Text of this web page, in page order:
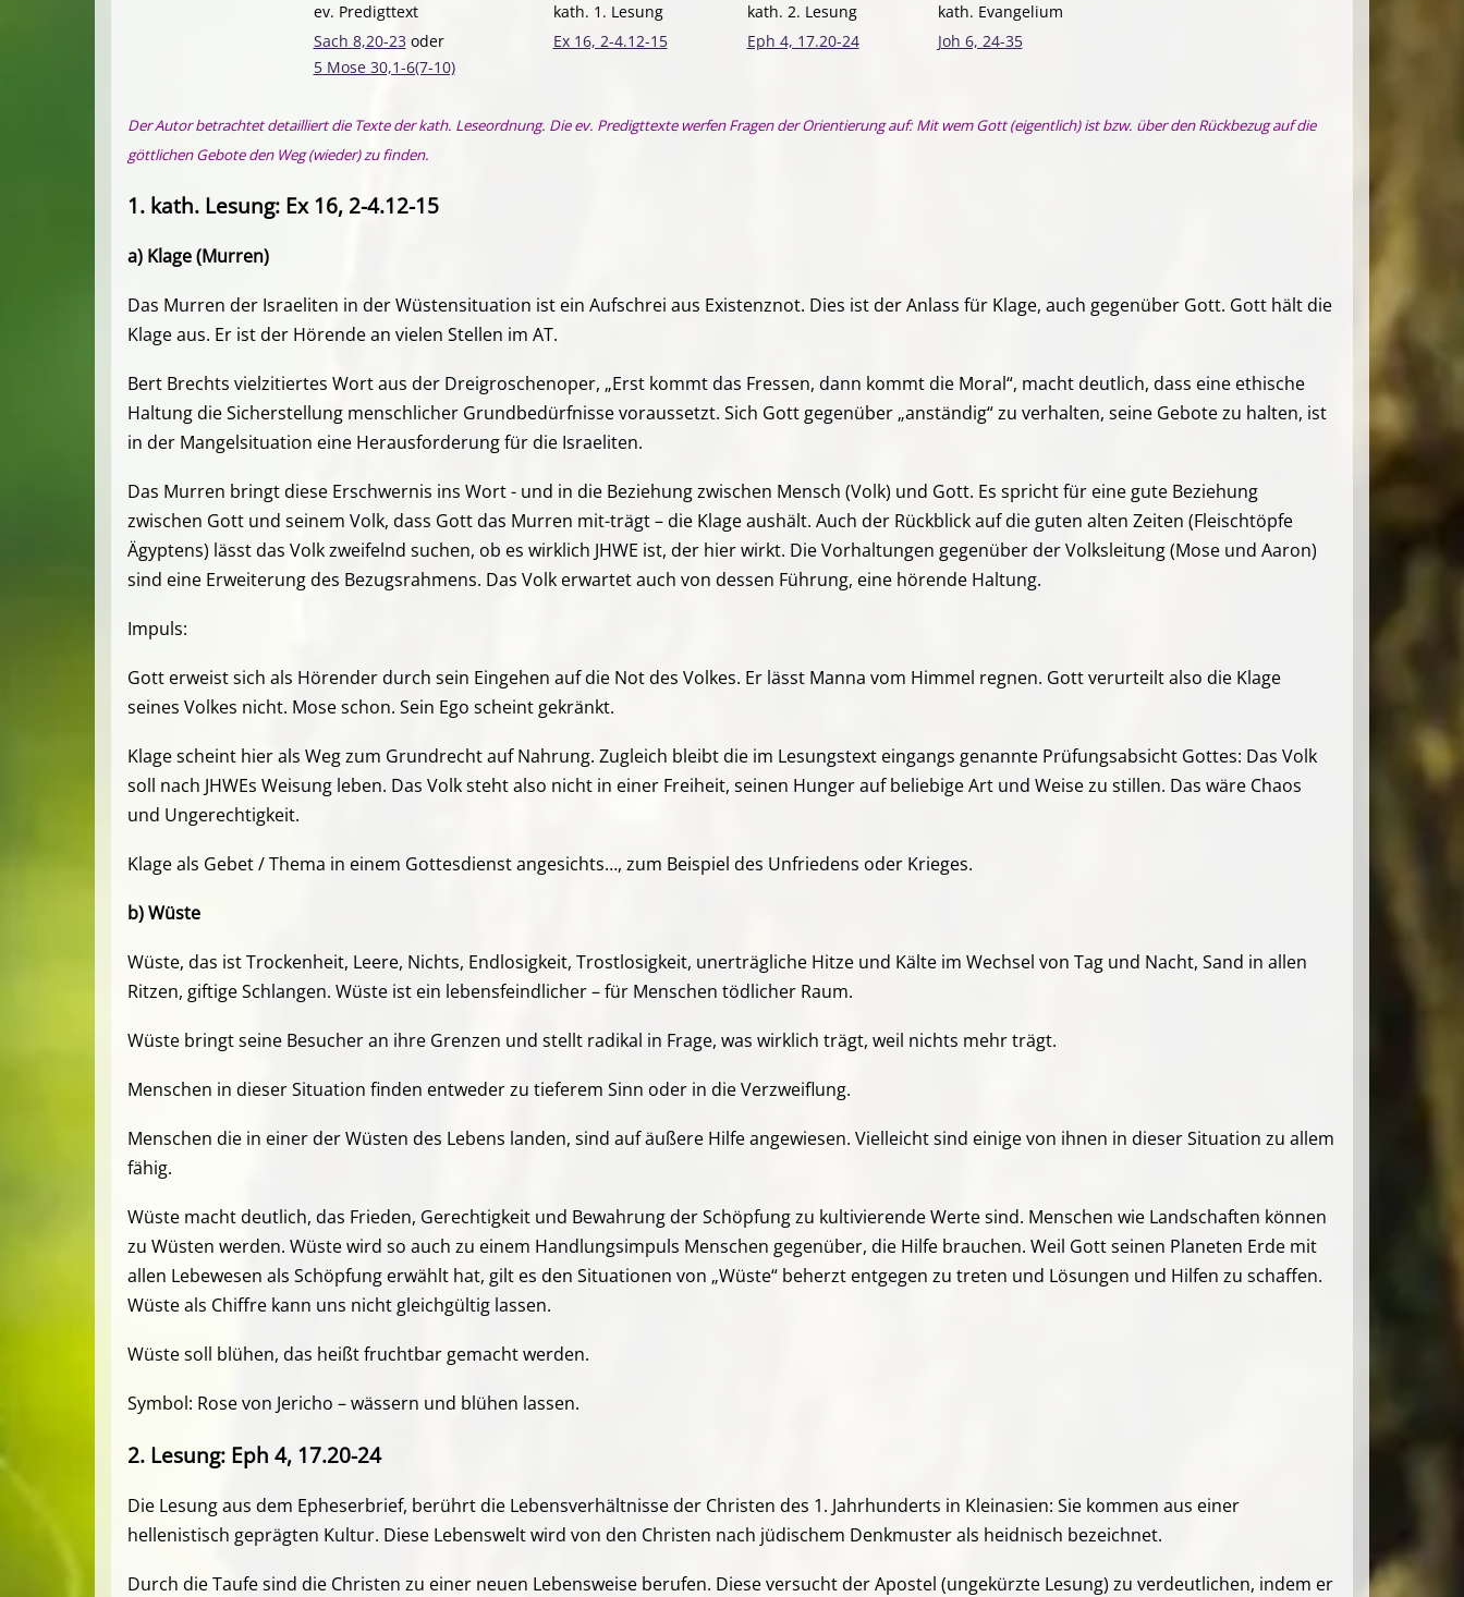
ev. Predigttext kath. 1. Lesung kath. 2. Lesung
kath. Evangelium
Sach 8,20-23oder
5 Mose 30,1-6(7-10)
Ex 16, 2-4.12-15 Eph 4, 17.20-24 Joh 6, 24-35
Der Autor betrachtet detailliert die Texte der kath. Leseordnung. Die ev. Predigttexte werfen Fragen der Orientierung auf: Mit wem Gott (eigentlich) ist bzw. über den Rückbezug auf die
göttlichen Gebote den Weg (wieder) zu finden.
1. kath. Lesung: Ex 16, 2-4.12-15
a) Klage (Murren)
Das Murren der Israeliten in der Wüstensituation ist ein Aufschrei aus Existenznot. Dies ist der Anlass für Klage, auch gegenüber Gott. Gott hält die
Klage aus. Er ist der Hörende an vielen Stellen im AT.
Bert Brechts vielzitiertes Wort aus der Dreigroschenoper, „Erst kommt das Fressen, dann kommt die Moral“, macht deutlich, dass eine ethische
Haltung die Sicherstellung menschlicher Grundbedürfnisse voraussetzt. Sich Gott gegenüber „anständig“ zu verhalten, seine Gebote zu halten, ist
in der Mangelsituation eine Herausforderung für die Israeliten.
Das Murren bringt diese Erschwernis ins Wort - und in die Beziehung zwischen Mensch (Volk) und Gott. Es spricht für eine gute Beziehung
zwischen Gott und seinem Volk, dass Gott das Murren mit-trägt – die Klage aushält. Auch der Rückblick auf die guten alten Zeiten (Fleischtöpfe
Ägyptens) lässt das Volk zweifelnd suchen, ob es wirklich JHWE ist, der hier wirkt. Die Vorhaltungen gegenüber der Volksleitung (Mose und Aaron)
sind eine Erweiterung des Bezugsrahmens. Das Volk erwartet auch von dessen Führung, eine hörende Haltung.
Impuls:
Gott erweist sich als Hörender durch sein Eingehen auf die Not des Volkes. Er lässt Manna vom Himmel regnen. Gott verurteilt also die Klage
seines Volkes nicht. Mose schon. Sein Ego scheint gekränkt.
Klage scheint hier als Weg zum Grundrecht auf Nahrung. Zugleich bleibt die im Lesungstext eingangs genannte Prüfungsabsicht Gottes: Das Volk
soll nach JHWEs Weisung leben. Das Volk steht also nicht in einer Freiheit, seinen Hunger auf beliebige Art und Weise zu stillen. Das wäre Chaos
und Ungerechtigkeit.
Klage als Gebet / Thema in einem Gottesdienst angesichts…, zum Beispiel des Unfriedens oder Krieges.
b) Wüste
Wüste, das ist Trockenheit, Leere, Nichts, Endlosigkeit, Trostlosigkeit, unerträgliche Hitze und Kälte im Wechsel von Tag und Nacht, Sand in allen
Ritzen, giftige Schlangen. Wüste ist ein lebensfeindlicher – für Menschen tödlicher Raum.
Wüste bringt seine Besucher an ihre Grenzen und stellt radikal in Frage, was wirklich trägt, weil nichts mehr trägt.
Menschen in dieser Situation finden entweder zu tieferem Sinn oder in die Verzweiflung.
Menschen die in einer der Wüsten des Lebens landen, sind auf äußere Hilfe angewiesen. Vielleicht sind einige von ihnen in dieser Situation zu allem
fähig.
Wüste macht deutlich, das Frieden, Gerechtigkeit und Bewahrung der Schöpfung zu kultivierende Werte sind. Menschen wie Landschaften können
zu Wüsten werden. Wüste wird so auch zu einem Handlungsimpuls Menschen gegenüber, die Hilfe brauchen. Weil Gott seinen Planeten Erde mit
allen Lebewesen als Schöpfung erwählt hat, gilt es den Situationen von „Wüste“ beherzt entgegen zu treten und Lösungen und Hilfen zu schaffen.
Wüste als Chiffre kann uns nicht gleichgültig lassen.
Wüste soll blühen, das heißt fruchtbar gemacht werden.
Symbol: Rose von Jericho – wässern und blühen lassen.
2. Lesung: Eph 4, 17.20-24
Die Lesung aus dem Epheserbrief, berührt die Lebensverhältnisse der Christen des 1. Jahrhunderts in Kleinasien: Sie kommen aus einer
hellenistisch geprägten Kultur. Diese Lebenswelt wird von den Christen nach jüdischem Denkmuster als heidnisch bezeichnet.
Durch die Taufe sind die Christen zu einer neuen Lebensweise berufen. Diese versucht der Apostel (ungekürzte Lesung) zu verdeutlichen, indem er